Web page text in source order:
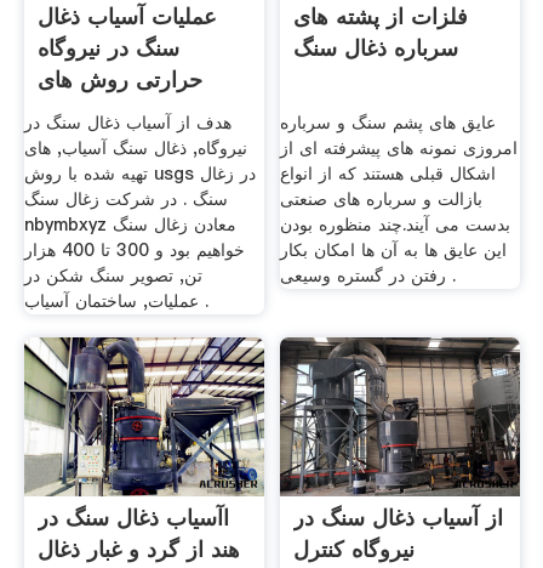
عملیات آسیاب ذغال
سنگ در نیروگاه
حرارتی روش های
جداسازی
هدف از آسیاب ذغال سنگ در
نیروگاه, ذغال سنگ آسیاب, های
تهیه شده با روش usgs در زغال
سنگ . در شرکت زغال سنگ
nbymbxyz معادن زغال سنگ
خواهیم بود و 300 تا 400 هزار
تن, تصویر سنگ شکن در
عملیات, ساختمان آسیاب .
فلزات از پشته های
سرباره ذغال سنگ
عایق های پشم سنگ و سرباره
امروزی نمونه های پیشرفته ای از
اشکال قبلی هستند که از انواع
بازالت و سرباره های صنعتی
بدست می آیند.چند منظوره بودن
این عایق ها به آن ها امکان بکار
رفتن در گستره وسیعی .
اآسیاب ذغال سنگ در
هند از گرد و غبار ذغال
از آسیاب ذغال سنگ در
نیروگاه کنترل